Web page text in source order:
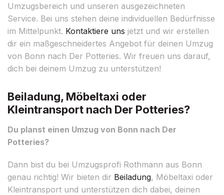
Umzugsbereich und unseren ausgezeichneten
Service. Bei uns stehen deine individuellen Bedürfnisse
im Mittelpunkt. Kontaktiere uns jetzt und wir erstellen
dir ein maßgeschneidertes Angebot für deinen Umzug
von Bonn nach Der Potteries. Wir freuen uns darauf,
dich bei deinem Umzug zu unterstützen!
Beiladung, Möbeltaxi oder
Kleintransport nach Der Potteries?
Du planst einen Umzug von Bonn nach Der
Potteries?
Dann bist du bei Umzugsprofi Rothmann aus Bonn
genau richtig! Wir bieten dir Beiladung, Möbeltaxi oder
Kleintransport und unterstützen dich dabei, deinen